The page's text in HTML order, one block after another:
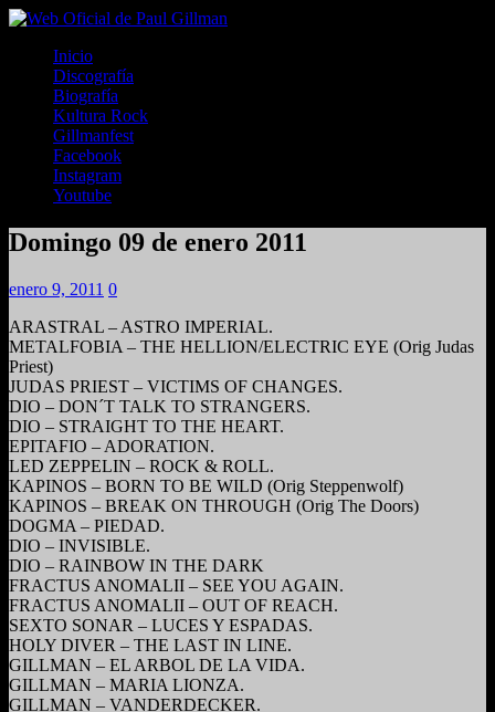
Inicio
Discografía
Biografía
Kultura Rock
Gillmanfest
Facebook
Instagram
Youtube
Domingo 09 de enero 2011
enero 9, 2011 0
ARASTRAL – ASTRO IMPERIAL.
METALFOBIA – THE HELLION/ELECTRIC EYE (Orig Judas
Priest)
JUDAS PRIEST – VICTIMS OF CHANGES.
DIO – DON´T TALK TO STRANGERS.
DIO – STRAIGHT TO THE HEART.
EPITAFIO – ADORATION.
LED ZEPPELIN – ROCK & ROLL.
KAPINOS – BORN TO BE WILD (Orig Steppenwolf)
KAPINOS – BREAK ON THROUGH (Orig The Doors)
DOGMA – PIEDAD.
DIO – INVISIBLE.
DIO – RAINBOW IN THE DARK
FRACTUS ANOMALII – SEE YOU AGAIN.
FRACTUS ANOMALII – OUT OF REACH.
SEXTO SONAR – LUCES Y ESPADAS.
HOLY DIVER – THE LAST IN LINE.
GILLMAN – EL ARBOL DE LA VIDA.
GILLMAN – MARIA LIONZA.
GILLMAN – VANDERDECKER.